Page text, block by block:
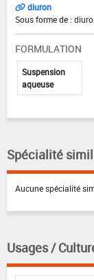
diuron
Sous forme de :
FORMULATION
Suspension
aqueuse
Spécialité
Aucune spécialité
Usages /